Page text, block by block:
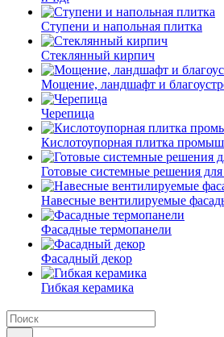
Ступени и напольная плитка
Cтеклянный кирпич
Мощение, ландшафт и
Черепица
Кислотоупорная плитка
Готовые системные решения
Навесные вентилируемые
Фасадные термопанели
Фасадный декор
Гибкая керамика